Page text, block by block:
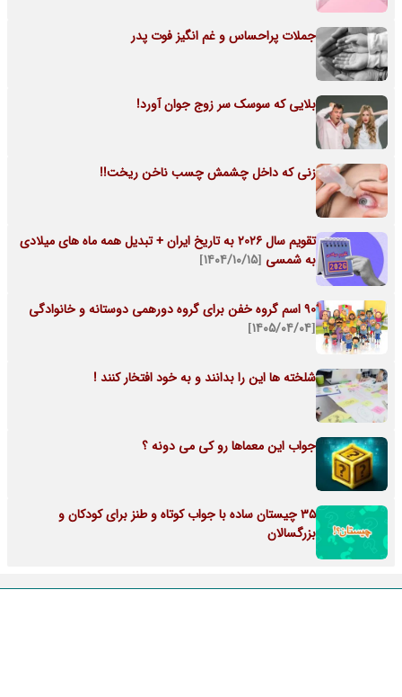
جملات پراحساس و غم انگیز فوت پدر
بلایی که سوسک سر زوج جوان آورد!
زنی که داخل چشمش چسب ناخن ریخت!!
تقویم سال 2026 به تاریخ ایران + تبدیل همه ماه های میلادی
به شمسی [۱۴۰۴/۱۰/۱۵]
90 اسم گروه خفن برای گروه دورهمی دوستانه و خانوادگی
[۱۴۰۵/۰۴/۰۴]
شلخته ها این را بدانند و به خود افتخار کنند !
جواب این معماها رو کی می دونه ؟
35 چیستان ساده با جواب کوتاه و طنز برای کودکان و
بزرگسالان